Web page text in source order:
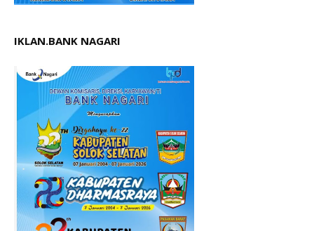
IKLAN.BANK NAGARI